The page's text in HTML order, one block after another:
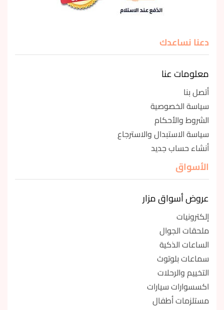
دعنا نساعدك
معلومات عنا
أتصل بنا
سياسة الخصوصية
الشروط والأحكام
سياسة الاستبدال والاسترجاع
أنشاء حساب جديد
الأسواق
عروض أسواق مزار
إلكترونيات
ملحقات الجوال
الساعات الذكية
سماعات بلوتوث
التخييم والرحلات
اكسسوارات سيارات
مستلزمات أطفال